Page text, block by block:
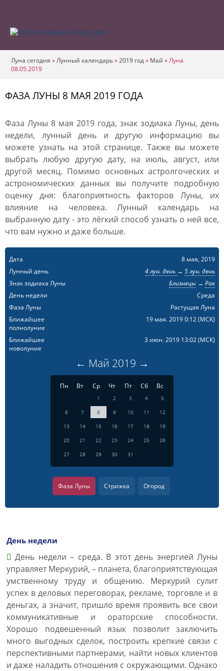
Луна сегодня »Лунный календарь»2019 год» Май »Луна
08.05.2019
ФАЗА ЛУНЫ 8 МАЯ 2019 ГОДА
Фаза Луны 8 мая 2019 года, знак зодиака Луны, день
недели, лунный день и другую информацию вы
можете узнать на этой странице. Также вы можете
выбрать любую другую дату, на июль, август, или
другой месяц. Помимо основных астролгоческих и
астрономических данных вы получите подробную
оценку дня: благоприятность факторов Луны, их
влияние на человека. Лунный календарь на
выбранную дату - это лёгкий способ узнать о ней все,
что вам нужно и даже больше.
Дата
8 мая, 2019
Лунный день
4 лун. день → 5 лун. день
Знак зодиака Луны
Близнецы→ Рак
День недели
Среда
Фаза Луны
Растущая Луна
Ближайшее
полнолуние
19 мая. 2019 0:12(МСК)
Ближайшее
новолуние
3 июн. 2019 13:02(МСК)
← Май 2019 →
Пн Вт Ср Чт Пт Сб Вс
1 2 3 4
5
6
7 8 9 10 11
12
13
14 15 16 17 18
19
20
21 22 23 24 25
26
27
28 29 30 31
Фаза Луны Стрижка Огород
День недели
День недели – среда. В этот день энергией Луны
управляет Меркурий, – планета, благоприятствующая
умственному труду и общению. Меркурий сулит
успех в деловых переговорах, рекламе, торговле и в
деньгах, а значит, пришло время проявить все свои
коммуникативные и ораторские способности.
Хорошо подвешенный язык позволит заключить
много выгодных сделок, построить крепкие связи с
перспективными партнерами, найти новых клиентов
и даже наладить отношения с окружающими. Однако